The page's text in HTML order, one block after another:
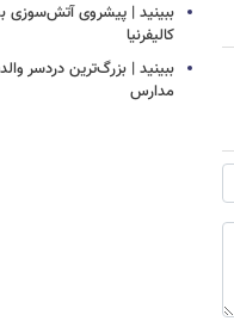
ببینید | پیشروی
کالیفرنیا
ببینید | بزرگ‌ترین دردسر
مدارس